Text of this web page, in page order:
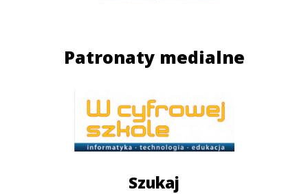
Patronaty medialne
Szukaj